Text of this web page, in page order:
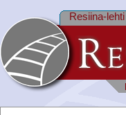
Resiina-lehti